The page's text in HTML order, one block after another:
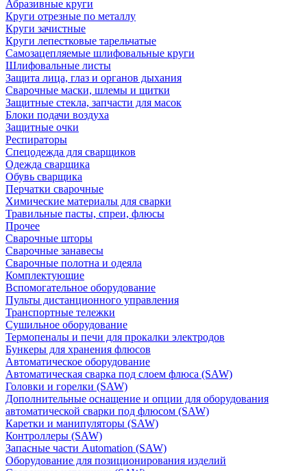
Абразивные круги
Круги отрезные по металлу
Круги зачистные
Круги лепестковые тарельчатые
Самозацепляемые шлифовальные круги
Шлифовальные листы
Защита лица, глаз и органов дыхания
Сварочные маски, шлемы и щитки
Защитные стекла, запчасти для масок
Блоки подачи воздуха
Защитные очки
Респираторы
Спецодежда для сварщиков
Одежда сварщика
Обувь сварщика
Перчатки сварочные
Химические материалы для сварки
Травильные пасты, спреи, флюсы
Прочее
Сварочные шторы
Сварочные занавесы
Сварочные полотна и одеяла
Комплектующие
Вспомогательное оборудование
Пульты дистанционного управления
Транспортные тележки
Сушильное оборудование
Термопеналы и печи для прокалки электродов
Бункеры для хранения флюсов
Автоматическое оборудование
Автоматическая сварка под слоем флюса (SAW)
Головки и горелки (SAW)
Дополнительные оснащение и опции для оборудования
автоматической сварки под флюсом (SAW)
Каретки и манипуляторы (SAW)
Контроллеры (SAW)
Запасные части Automation (SAW)
Оборудование для позиционирования изделий